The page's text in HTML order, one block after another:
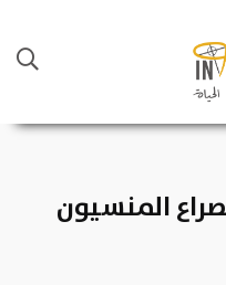
المنسيون